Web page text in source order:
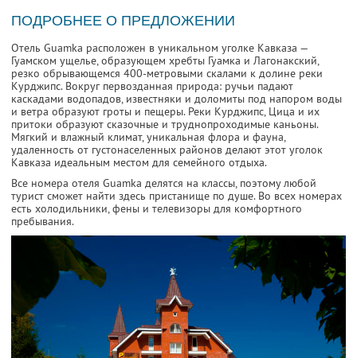
ПОДРОБНЕЕ О ПРЕДЛОЖЕНИИ
Отель Guamka расположен в уникальном уголке Кавказа —
Гуамском ущелье, образующем хребты Гуамка и Лагонакский,
резко обрывающемся 400-метровыми скалами к долине реки
Курджипс. Вокруг первозданная природа: ручьи падают
каскадами водопадов, известняки и доломиты под напором воды
и ветра образуют гроты и пещеры. Реки Курджипс, Цица и их
притоки образуют сказочные и труднопроходимые каньоны.
Мягкий и влажный климат, уникальная флора и фауна,
удаленность от густонаселенных районов делают этот уголок
Кавказа идеальным местом для семейного отдыха.
Все номера отеля Guamka делятся на классы, поэтому любой
турист сможет найти здесь пристанище по душе. Во всех номерах
есть холодильники, фены и телевизоры для комфортного
пребывания.